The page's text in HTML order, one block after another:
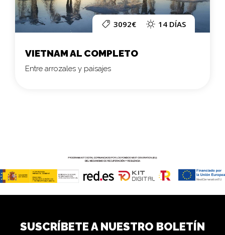
3092€ 14 DÍAS
VIETNAM AL COMPLETO
Entre arrozales y paisajes
SUSCRÍBETE A NUESTRO BOLETÍN